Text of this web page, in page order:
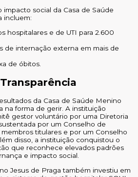
impacto social da Casa de Saúde
incluem:
hospitalares e de UTI para 2.600
de internação externa em mais de
de óbitos.
da Casa de Saúde Menino
na forma de gerir. A instituição
gestor voluntário por uma Diretoria
por um Conselho de
titulares e por um Conselho
disso, a instituição conquistou o
que reconhece elevados padrões
e impacto social.
Jesus de Praga também investiu em